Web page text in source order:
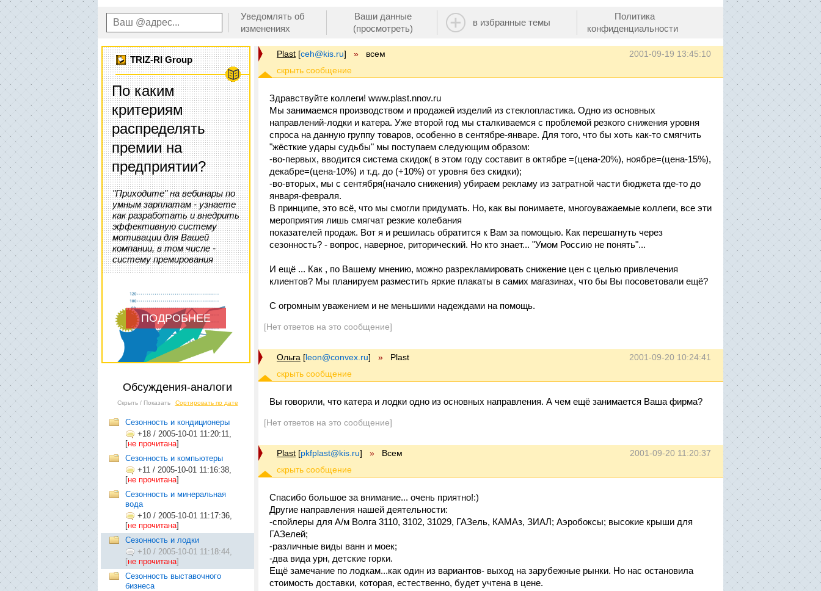
Уведомлять об
изменениях
Ваши данные
(просмотреть)
в избранные темы
Политика
конфиденциальности
TRIZ-RI Group
По каким
критериям
распределять
премии на
предприятии?
"Приходите" на вебинары по
умным зарплатам - узнаете
как разработать и внедрить
эффективную систему
мотивации для Вашей
компании, в том числе -
систему премирования
ПОДРОБНЕЕ
Обсуждения-аналоги
Скрыть / Показать Сортировать по дате
Сезонность и кондиционеры
+18 / 2005-10-01 11:20:11,
[не прочитана]
Сезонность и компьютеры
+11 / 2005-10-01 11:16:38,
[не прочитана]
Сезонность и минеральная
вода
+10 / 2005-10-01 11:17:36,
[не прочитана]
Сезонность и лодки
+10 / 2005-10-01 11:18:44,
[не прочитана]
Сезонность выставочного
бизнеса
2001-09-19 13:45:10
Plast [ceh@kis.ru] » всем
Здравствуйте коллеги! www.plast.nnov.ru
Мы занимаемся производством и продажей изделий из стеклопластика. Одно из основных
направлений-лодки и катера. Уже второй год мы сталкиваемся с проблемой резкого снижения уровня
спроса на данную группу товаров, особенно в сентябре-январе. Для того, что бы хоть как-то cмягчить
"жёсткие удары судьбы" мы поступаем следующим образом:
-во-первых, вводится система скидок( в этом году составит в октябре =(цена-20%), ноябре=(цена-15%),
декабре=(цена-10%) и т.д. до (+10%) от уровня без скидки);
-во-вторых, мы с сентября(начало снижения) убираем рекламу из затратной части бюджета где-то до
января-февраля.
В принципе, это всё, что мы смогли придумать. Но, как вы понимаете, многоуважаемые коллеги, все эти
мероприятия лишь смягчат резкие колебания
показателей продаж. Вот я и решилась обратится к Вам за помощью. Как перешагнуть через
сезонность? - вопрос, наверное, риторический. Но кто знает... "Умом Россию не понять"...
И ещё ... Как , по Вашему мнению, можно разрекламировать снижение цен с целью привлечения
клиентов? Мы планируем разместить яркие плакаты в самих магазинах, что бы Вы посоветовали ещё?
С огромным уважением и не меньшими надеждами на помощь.
[Нет ответов на это сообщение]
2001-09-20 10:24:41
Ольга [leon@convex.ru] » Plast
Вы говорили, что катера и лодки одно из основных направления. А чем ещё занимается Ваша фирма?
[Нет ответов на это сообщение]
2001-09-20 11:20:37
Plast [pkfplast@kis.ru] » Всем
Спасибо большое за внимание... очень приятно!:)
Другие направления нашей деятельности:
-спойлеры для А/м Волга 3110, 3102, 31029, ГАЗель, КАМАз, ЗИАЛ; Аэробоксы; высокие крыши для
ГАЗелей;
-различные виды ванн и моек;
-два вида урн, детские горки.
Ещё замечание по лодкам...как один из вариантов- выход на зарубежные рынки. Но нас остановила
стоимость доставки, которая, естественно, будет учтена в цене.